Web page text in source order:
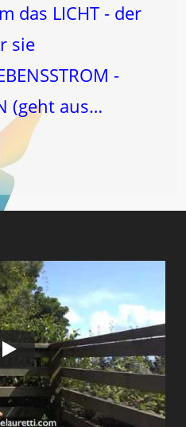
das LICHT - der
sie
-
(geht aus…